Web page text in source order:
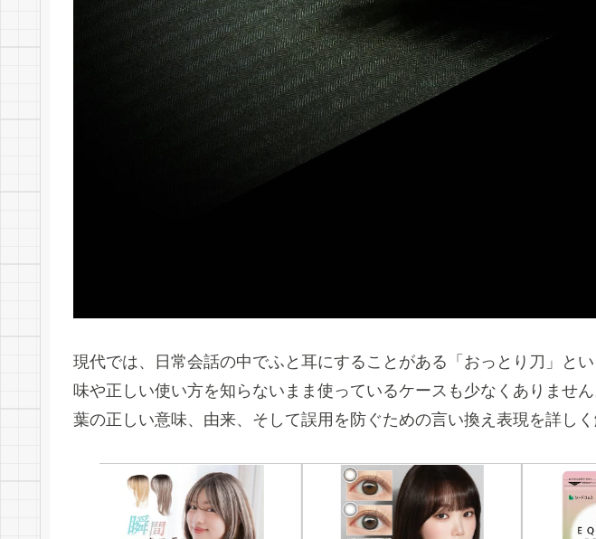
現代では、日常会話の中でふと耳にすることがある「おっとり刀」と
味や正しい使い方を知らないまま使っているケースも少なくありませ
葉の正しい意味、由来、そして誤用を防ぐための言い換え表現を詳しく